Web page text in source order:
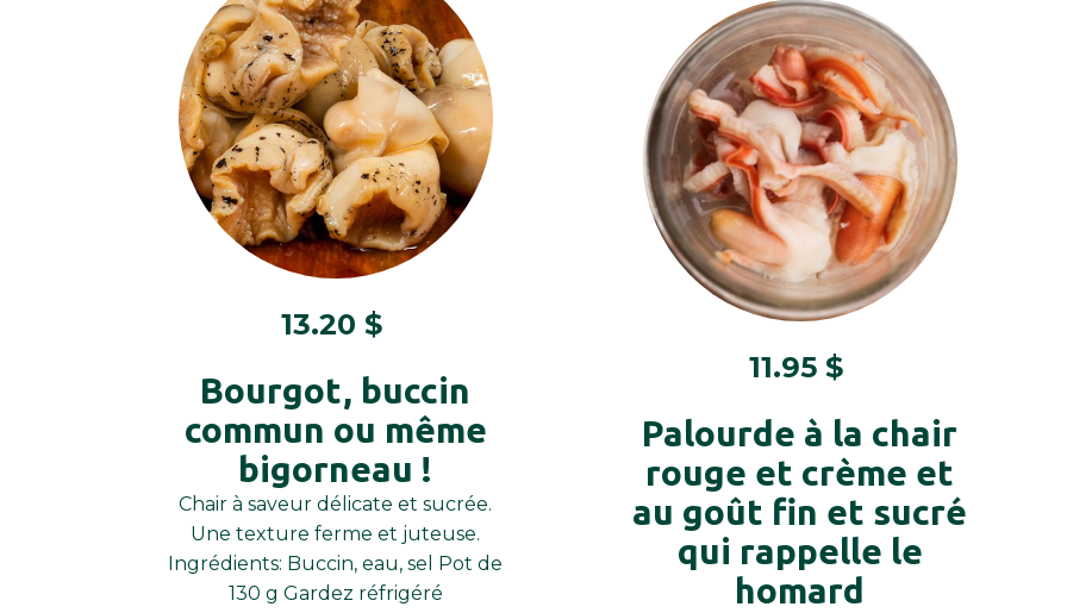
13.20$
Bourgot, buccin
commun ou même
bigorneau !
Chair à saveur délicate et sucrée.
Une texture ferme et juteuse.
Ingrédients: Buccin, eau, sel Pot de
130 g Gardez réfrigéré
11.95$
Palourde à la chair
rouge et crème et
au goût fin et sucré
qui rappelle le
homard